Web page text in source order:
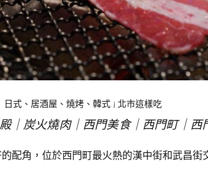
日式、居酒屋、燒烤、韓式| 北市這樣吃
｜炭火燒肉｜西門美食｜西門町｜西
配角，位於西門町最火熱的漢中街和武昌街